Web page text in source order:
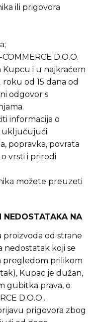
ili prigovora
D.O.O.
i u najkraćem
od 15 dana od
odgovor s
informacija o
uključujući
popravka, povrata
vrsti i prirodi
možete preuzeti
NEDOSTATAKA NA
od strane
nedostatak koji se
pregledom prilikom
Kupac je dužan,
gubitka prava, o
D.O.O..
prigovora zbog